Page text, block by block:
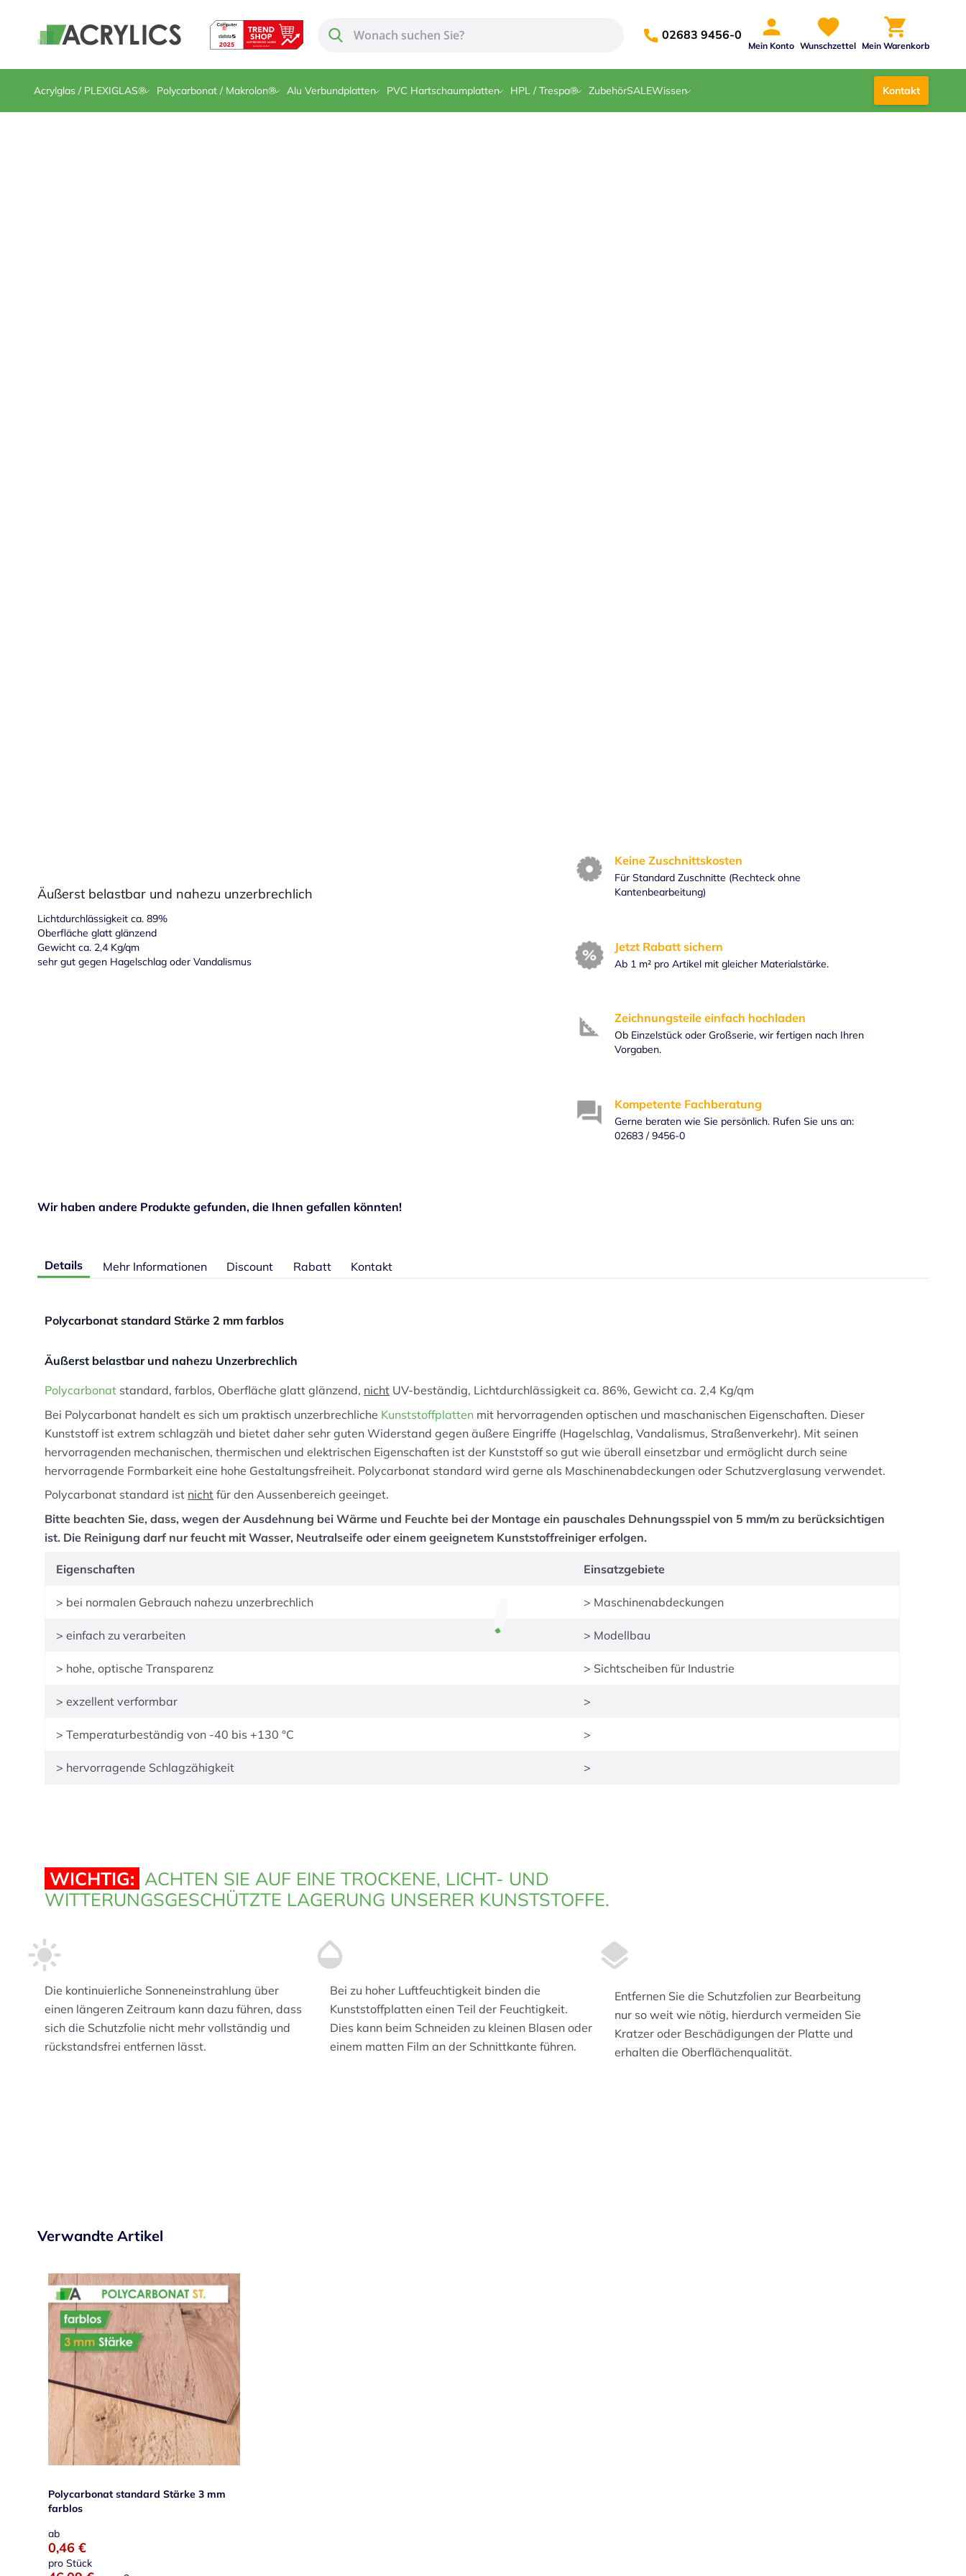
02683 9456-0
Mein Konto Wunschzettel Mein Warenkorb
Acrylglas / PLEXIGLAS® Polycarbonat / Makrolon® Alu Verbundplatten PVC Hartschaumplatten HPL / Trespa® ZubehörSALEWissen Kontakt
Äußerst belastbar und nahezu unzerbrechlich
Lichtdurchlässigkeit ca. 89%
Oberfläche glatt glänzend
Gewicht ca. 2,4 Kg/qm
sehr gut gegen Hagelschlag oder Vandalismus
Keine Zuschnittskosten
Für Standard Zuschnitte (Rechteck ohne
Kantenbearbeitung)
Jetzt Rabatt sichern
Ab 1 m² pro Artikel mit gleicher Materialstärke.
Zeichnungsteile einfach hochladen
Ob Einzelstück oder Großserie, wir fertigen nach Ihren
Vorgaben.
Kompetente Fachberatung
Gerne beraten wie Sie persönlich. Rufen Sie uns an:
02683 / 9456-0
Wir haben andere Produkte gefunden, die Ihnen gefallen könnten!
Details
Polycarbonat standard Stärke 2 mm farblos
Äußerst belastbar und nahezu Unzerbrechlich
Polycarbonat standard, farblos, Oberfläche glatt glänzend, nicht UV-beständig, Lichtdurchlässigkeit ca. 86%, Gewicht ca. 2,4 Kg/qm
Bei Polycarbonat handelt es sich um praktisch unzerbrechliche Kunststoffplatten mit hervorragenden optischen und maschanischen Eigenschaften. Dieser
Kunststoff ist extrem schlagzäh und bietet daher sehr guten Widerstand gegen äußere Eingriffe (Hagelschlag, Vandalismus, Straßenverkehr). Mit seinen
hervorragenden mechanischen, thermischen und elektrischen Eigenschaften ist der Kunststoff so gut wie überall einsetzbar und ermöglicht durch seine
hervorragende Formbarkeit eine hohe Gestaltungsfreiheit. Polycarbonat standard wird gerne als Maschinenabdeckungen oder Schutzverglasung verwendet.
Polycarbonat standard ist nicht für den Aussenbereich geeinget.
Bitte beachten Sie, dass, wegen der Ausdehnung bei Wärme und Feuchte bei der Montage ein pauschales Dehnungsspiel von 5 mm/m zu berücksichtigen
ist. Die Reinigung darf nur feucht mit Wasser, Neutralseife oder einem geeignetem Kunststoffreiniger erfolgen.
Eigenschaften Einsatzgebiete
> bei normalen Gebrauch nahezu unzerbrechlich > Maschinenabdeckungen
> einfach zu verarbeiten > Modellbau
> hohe, optische Transparenz > Sichtscheiben für Industrie
> exzellent verformbar >
> Temperaturbeständig von -40 bis +130 °C >
> hervorragende Schlagzähigkeit >
WICHTIG: ACHTEN SIE AUF EINE TROCKENE, LICHT- UND
WITTERUNGSGESCHÜTZTE LAGERUNG UNSERER KUNSTSTOFFE.
Die kontinuierliche Sonneneinstrahlung über
einen längeren Zeitraum kann dazu führen, dass
sich die Schutzfolie nicht mehr vollständig und
rückstandsfrei entfernen lässt.
Bei zu hoher Luftfeuchtigkeit binden die
Kunststoffplatten einen Teil der Feuchtigkeit.
Dies kann beim Schneiden zu kleinen Blasen oder
einem matten Film an der Schnittkante führen.
Entfernen Sie die Schutzfolien zur Bearbeitung
nur so weit wie nötig, hierdurch vermeiden Sie
Kratzer oder Beschädigungen der Platte und
erhalten die Oberflächenqualität.
Mehr Informationen Discount Rabatt Kontakt
Verwandte Artikel
Polycarbonat standard Stärke 3 mm
farblos
ab
0,46 €
pro Stück